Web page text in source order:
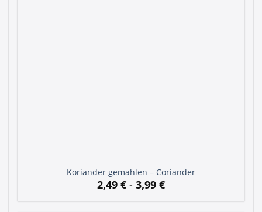
Koriander gemahlen – Coriander
2,49 € - 3,99 €